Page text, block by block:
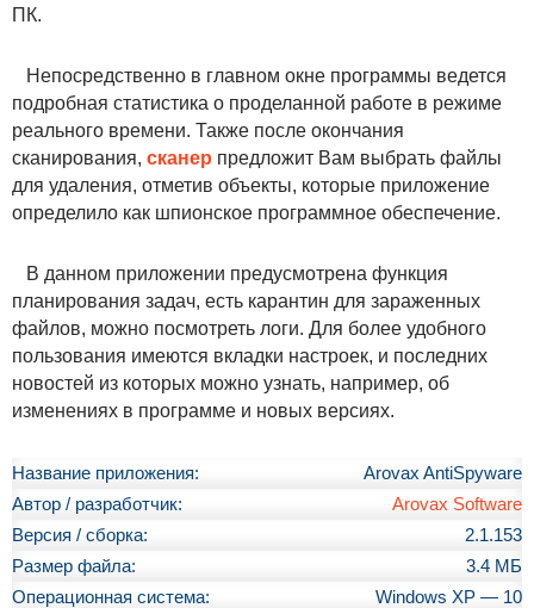
ПК.
Непосредственно в главном окне программы ведется
подробная статистика о проделанной работе в режиме
реального времени. Также после окончания
сканирования, сканер предложит Вам выбрать файлы
для удаления, отметив объекты, которые приложение
определило как шпионское программное обеспечение.
В данном приложении предусмотрена функция
планирования задач, есть карантин для зараженных
файлов, можно посмотреть логи. Для более удобного
пользования имеются вкладки настроек, и последних
новостей из которых можно узнать, например, об
изменениях в программе и новых версиях.
Название приложения:
Arovax AntiSpyware
Автор / разработчик:
Arovax Software
Версия / сборка:
2.1.153
Размер файла:
3.4 МБ
Операционная система:
Windows XP — 10